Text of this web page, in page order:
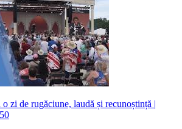
zi de rugăciune, laudă și recunoștință |